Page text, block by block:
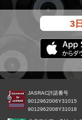
3
JASRAC許諾番号
9012962006Y31015
9012962008Y31018